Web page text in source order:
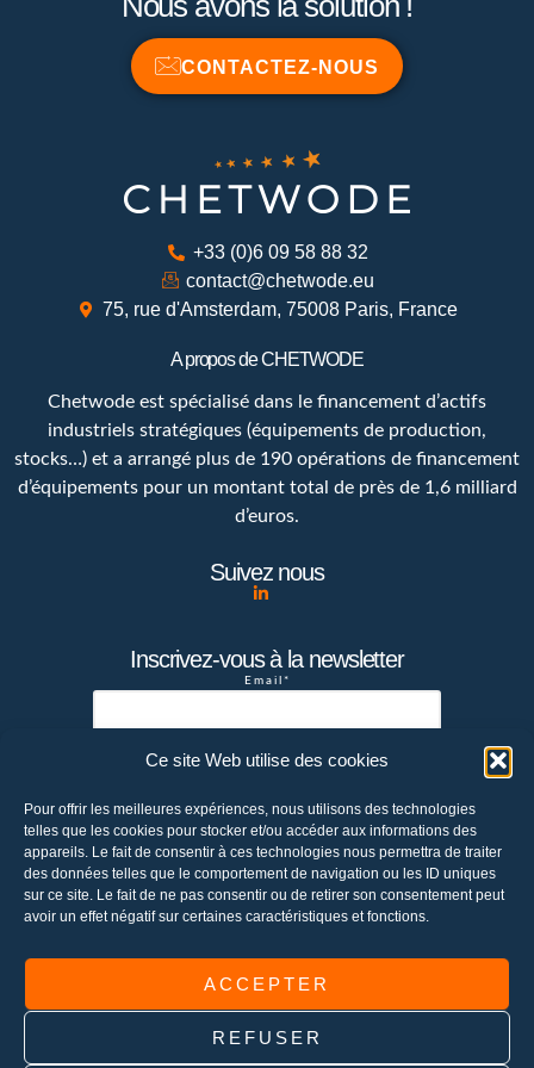
Ce site Web utilise des cookies
Pour offrir les meilleures expériences, nous utilisons des technologies
telles que les cookies pour stocker et/ou accéder aux informations des
appareils. Le fait de consentir à ces technologies nous permettra de traiter
des données telles que le comportement de navigation ou les ID uniques
sur ce site. Le fait de ne pas consentir ou de retirer son consentement peut
avoir un effet négatif sur certaines caractéristiques et fonctions.
ACCEPTER
REFUSER
CONTACTEZ-NOUS
+33 (0)6 09 58 88 32
contact@chetwode.eu
75, rue d'Amsterdam, 75008 Paris, France
A propos de CHETWODE
Chetwode est spécialisé dans le financement d’actifs
industriels stratégiques (équipements de production,
stocks…) et a arrangé plus de 190 opérations de financement
d’équipements pour un montant total de près de 1,6 milliard
d’euros.
Suivez nous
Inscrivez-vous à la newsletter
Email*
uniquement utilisée pour vous envoyer la
newsletter de la société Chetwode. Vous
pouvez à tout moment utiliser le lien de
désabonnement intégré dans la newsletter
pour vous désabonner ou envoyer un email à